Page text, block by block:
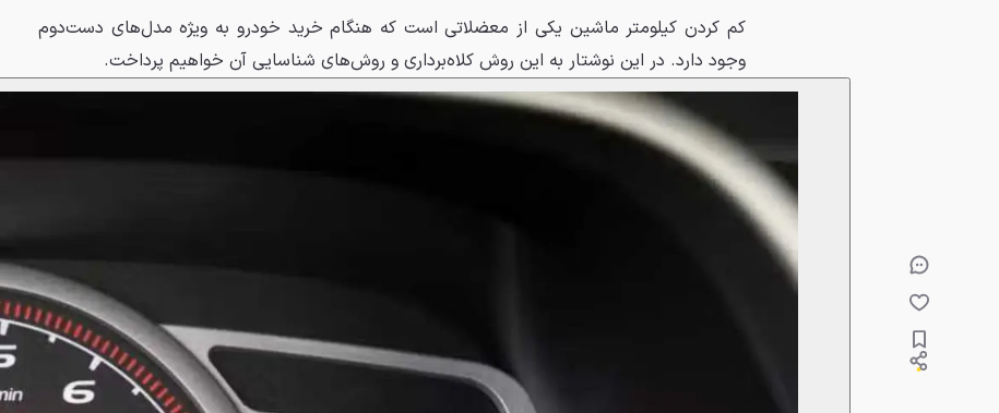
کم کردن کیلومتر ماشین یکی از معضلاتی است که هنگام خرید خودرو به ویژه مدل‌های دست‌دوم
وجود دارد. در این نوشتار به این روش کلاه‌برداری و روش‌های شناسایی آن خواهیم پرداخت.